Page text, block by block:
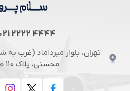
2222 4444
تهران، بلوار میرداماد (غرب
محسنی، پلاک 110 طبقه دوم